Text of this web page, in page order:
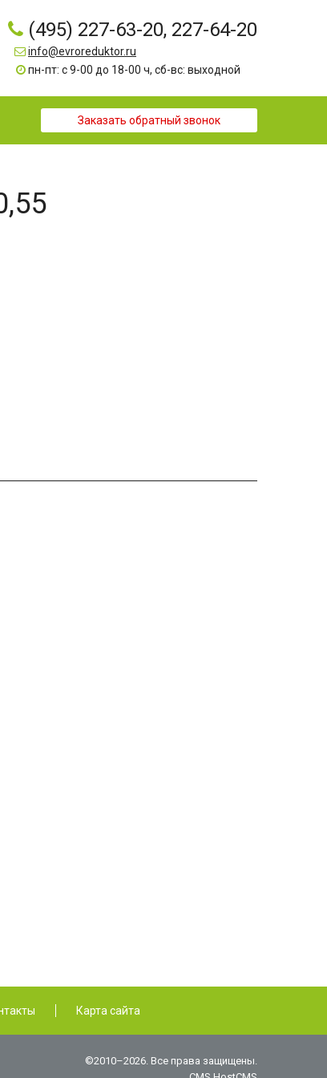
(495) 227-63-20, 227-64-20
info@evroreduktor.ru
пн-пт: с 9-00 до 18-00 ч, сб-вс: выходной
Заказать обратный звонок
Карта сайта
©2010–2026. Все права защищены.